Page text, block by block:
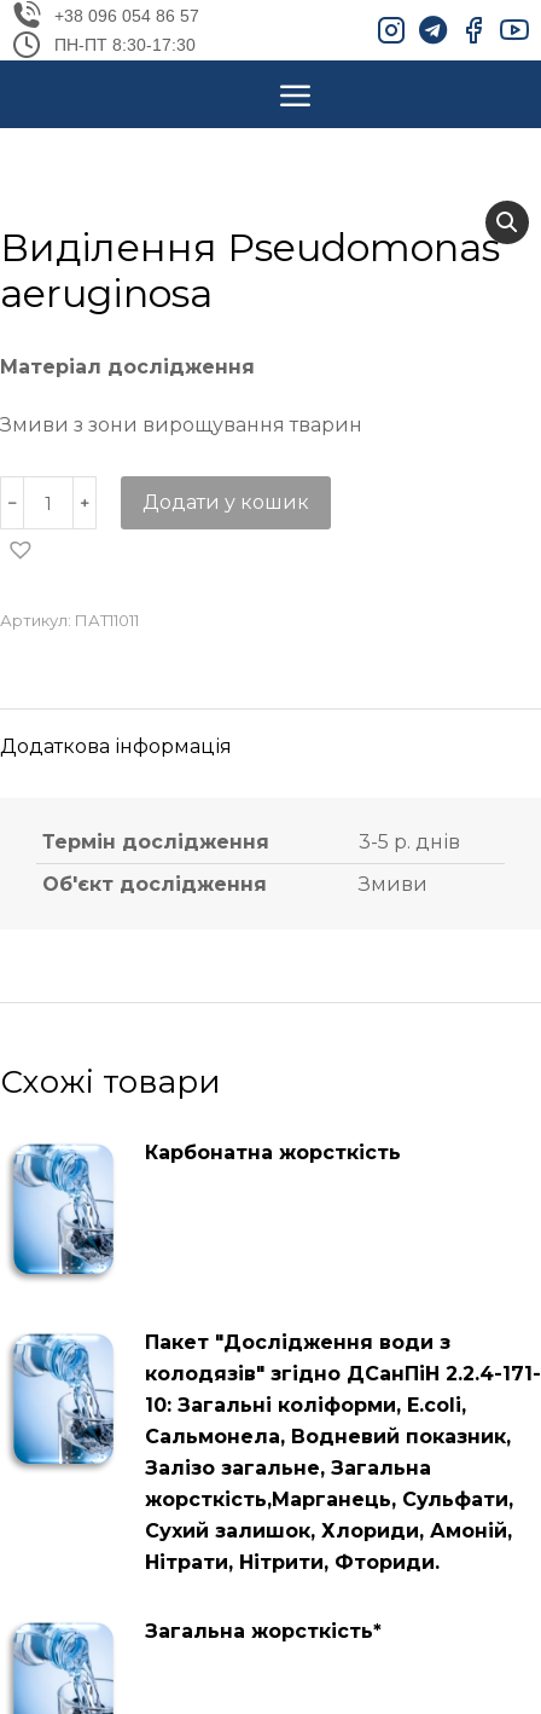
+38 096 054 86 57
ПН-ПТ 8:30-17:30
Виділення Pseudomonas
aeruginosa
Матеріал дослідження
Змиви з зони вирощування тварин
Додати у кошик
Артикул: ПАТ11011
Додаткова інформація
Термін дослідження
3-5 р. днів
Об'єкт дослідження
Змиви
Схожі товари
Карбонатна жорсткість
Пакет "Дослідження води з
колодязів" згідно ДСанПіН 2.2.4-171-
10: Загальні коліформи, Е.соІі,
Сальмонела, Водневий показник,
Залізо загальне, Загальна
жорсткість,Марганець, Сульфати,
Сухий залишок, Хлориди, Амоній,
Нітрати, Нітрити, Фториди.
Загальна жорсткість*